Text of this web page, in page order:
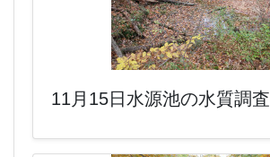
11月15日水源池の水質調査